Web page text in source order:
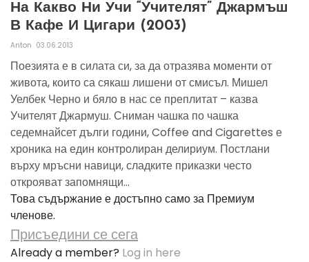
На Какво Ни Учи “учителят” Джармъш
В Кафе И Цигари (2003)
Anton 03.06.2013
Поезията е в силата си, за да отразява моменти от
живота, които са сякаш лишени от смисъл. Мишел
Уелбек Черно и бяло в нас се преплитат – казва
Учителят Джармуш. Сниман чашка по чашка
седемнайсет дълги години, Coffee and Cigarettes е
хроника на един контролиран делириум. Постлани
върху мръсни навици, сладките приказки често
открояват запомнящи...
Това съдържание е достъпно само за Премиум
членове.
Присъедини се сега
Already a member? Log in here